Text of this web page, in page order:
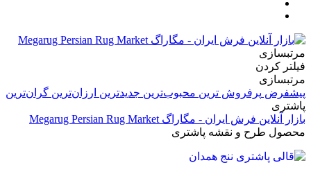
مرتبسازی
فیلتر کردن
مرتبسازی
پیشفرض پرفروش ترین محبوب‌ترین جدیدترین ارزان‌ترین گران‌ترین
پاشتری
بازار آنلاین فرش ایران - مگاراگ Megarug Persian Rug Market
محصول طرح و نقشه پاشتری